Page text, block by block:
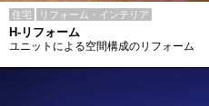
住宅 リフォーム・インテリア
H-リフォーム
ユニットによる空間構成のリフォーム